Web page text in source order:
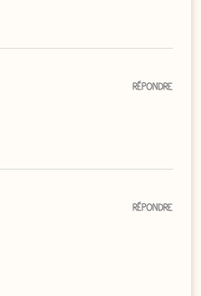
RÉPONDRE
RÉPONDRE